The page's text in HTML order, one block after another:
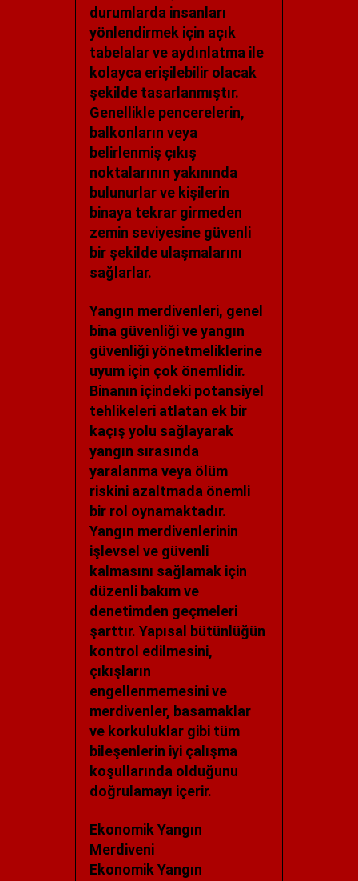
durumlarda insanları
yönlendirmek için açık
tabelalar ve aydınlatma ile
kolayca erişilebilir olacak
şekilde tasarlanmıştır.
Genellikle pencerelerin,
balkonların veya
belirlenmiş çıkış
noktalarının yakınında
bulunurlar ve kişilerin
binaya tekrar girmeden
zemin seviyesine güvenli
bir şekilde ulaşmalarını
sağlarlar.
Yangın merdivenleri, genel
bina güvenliği ve yangın
güvenliği yönetmeliklerine
uyum için çok önemlidir.
Binanın içindeki potansiyel
tehlikeleri atlatan ek bir
kaçış yolu sağlayarak
yangın sırasında
yaralanma veya ölüm
riskini azaltmada önemli
bir rol oynamaktadır.
Yangın merdivenlerinin
işlevsel ve güvenli
kalmasını sağlamak için
düzenli bakım ve
denetimden geçmeleri
şarttır. Yapısal bütünlüğün
kontrol edilmesini,
çıkışların
engellenmemesini ve
merdivenler, basamaklar
ve korkuluklar gibi tüm
bileşenlerin iyi çalışma
koşullarında olduğunu
doğrulamayı içerir.
Ekonomik Yangın
Merdiveni
Ekonomik Yangın